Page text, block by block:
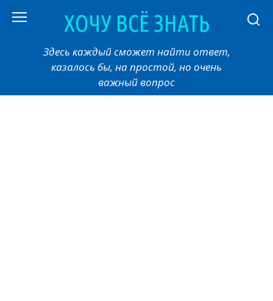
ХОЧУ ВСЁ ЗНАТЬ
Здесь каждый сможет найти ответ,
казалось бы, на простой, но очень
важный вопрос